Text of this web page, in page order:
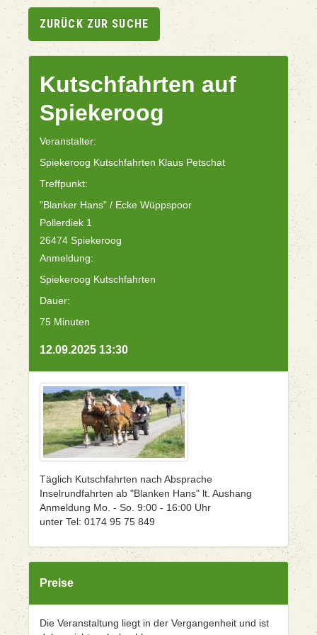
ZURÜCK ZUR SUCHE
Kutschfahrten auf
Spiekeroog
Veranstalter:
Spiekeroog Kutschfahrten Klaus Petschat
Treffpunkt:
"Blanker Hans" / Ecke Wüppspoor
Pollerdiek 1
26474 Spiekeroog
Anmeldung:
Spiekeroog Kutschfahrten
Dauer:
75 Minuten
12.09.2025 13:30
Täglich Kutschfahrten nach Absprache
Inselrundfahrten ab "Blanken Hans" lt. Aushang
Anmeldung Mo. - So. 9:00 - 16:00 Uhr
unter Tel: 0174 95 75 849
Preise
Die Veranstaltung liegt in der Vergangenheit und ist